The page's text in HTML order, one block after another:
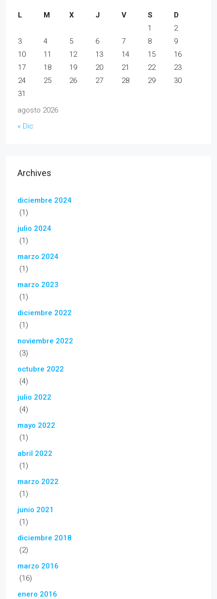
agosto 2026
L M X J V S
D
1
2
3
4 5 6 7 8
9
10
11 12 13 14 15
16
17
18 19 20 21 22
23
24
25 26 27 28 29
30
31
« Dic
Archives
diciembre 2024
(1)
julio 2024
(1)
marzo 2024
(1)
marzo 2023
(1)
diciembre 2022
(1)
noviembre 2022
(3)
octubre 2022
(4)
julio 2022
(4)
mayo 2022
(1)
abril 2022
(1)
marzo 2022
(1)
junio 2021
(1)
diciembre 2018
(2)
marzo 2016
(16)
enero 2016